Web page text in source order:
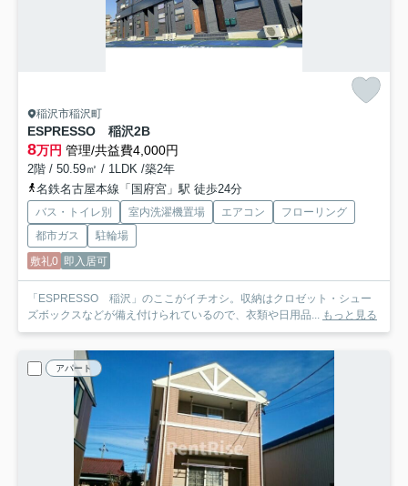
稲沢市稲沢町
ESPRESSO 稲沢2B
8万円 管理/共益費4,000円
2階 / 50.59㎡ / 1LDK /築2年
名鉄名古屋本線「国府宮」駅 徒歩24分
バス・トイレ別 室内洗濯機置場 エアコン
フローリング
都市ガス
駐輪場
敷礼0 即入居可
「ESPRESSO 稲沢」のここがイチオシ。収納はクロゼット・シュー
ズボックスなどが備え付けられているので、衣類や日用品... もっと見る
アパート